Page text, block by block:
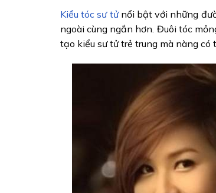
Kiểu tóc sư tửnổi bật với những
ngoài cùng ngắn hơn. Đuôi tóc
tạo kiểu sư tử trẻ trung mà nàng có